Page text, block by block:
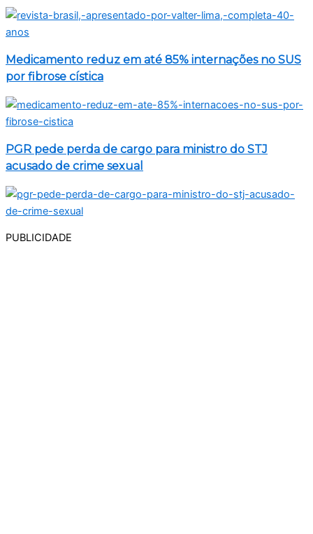
Medicamento reduz em até 85% internações no SUS
por fibrose cística
PGR pede perda de cargo para ministro do STJ
acusado de crime sexual
PUBLICIDADE